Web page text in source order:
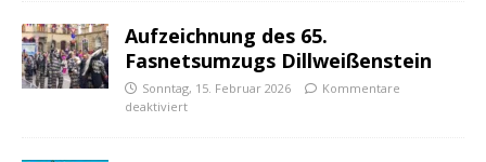
Aufzeichnung des 65.
Fasnetsumzugs Dillweißenstein
Sonntag, 15. Februar 2026
Kommentare
deaktiviert